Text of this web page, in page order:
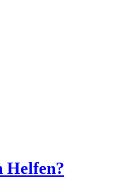
Helfen?